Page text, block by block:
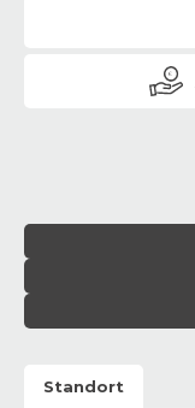
€
Standort